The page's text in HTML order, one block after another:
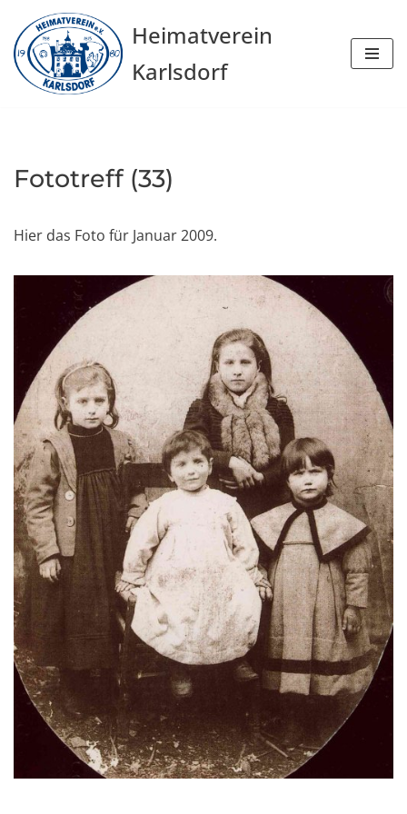
Zum
Inhalt
springen
Heimatverein
Karlsdorf
Fototreff (33)
Hier das Foto für Januar 2009.